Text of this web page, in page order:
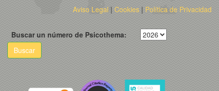
Aviso Legal| Cookies | Política de Privacidad
Buscar un número de Psicothema:
Buscar